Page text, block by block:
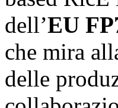
dell’EU
che mira
delle